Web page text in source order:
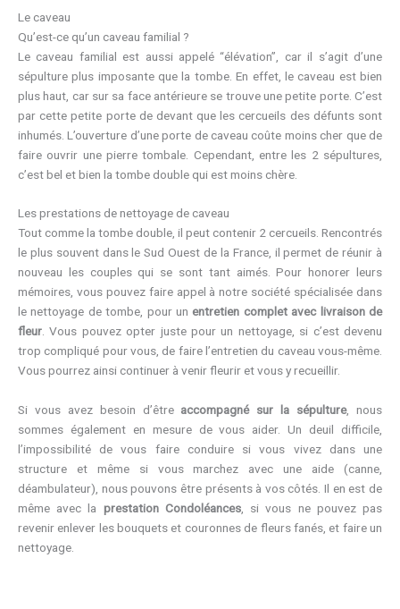
Le caveau
Qu’est-ce qu’un caveau familial ?
Le caveau familial est aussi appelé “élévation”, car il s’agit d’une
sépulture plus imposante que la tombe. En effet, le caveau est bien
plus haut, car sur sa face antérieure se trouve une petite porte. C’est
par cette petite porte de devant que les cercueils des défunts sont
inhumés. L’ouverture d’une porte de caveau coûte moins cher que de
faire ouvrir une pierre tombale. Cependant, entre les 2 sépultures,
c’est bel et bien la tombe double qui est moins chère.
Les prestations de nettoyage de caveau
Tout comme la tombe double, il peut contenir 2 cercueils. Rencontrés
le plus souvent dans le Sud Ouest de la France, il permet de réunir à
nouveau les couples qui se sont tant aimés. Pour honorer leurs
mémoires, vous pouvez faire appel à notre société spécialisée dans
le nettoyage de tombe, pour un entretien complet avec livraison de
fleur. Vous pouvez opter juste pour un nettoyage, si c’est devenu
trop compliqué pour vous, de faire l’entretien du caveau vous-même.
Vous pourrez ainsi continuer à venir fleurir et vous y recueillir.
Si vous avez besoin d’être accompagné sur la sépulture, nous
sommes également en mesure de vous aider. Un deuil difficile,
l’impossibilité de vous faire conduire si vous vivez dans une
structure et même si vous marchez avec une aide (canne,
déambulateur), nous pouvons être présents à vos côtés. Il en est de
même avec la prestation Condoléances, si vous ne pouvez pas
revenir enlever les bouquets et couronnes de fleurs fanés, et faire un
nettoyage.